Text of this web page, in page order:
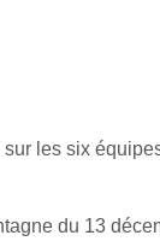
les six
du 13